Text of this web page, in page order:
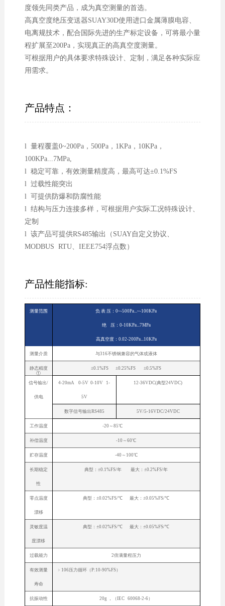
度领先同类产品，成为真空测量的首选。
高真空度绝压变送器SUAY30D使用进口金属薄膜电容、
电离规技术，配合国际先进的生产标定设备，可将最小量
程扩展至200Pa，实现真正的高真空度测量。
可根据用户的具体要求特殊设计、定制，满足各种实际应
用需求。
产品特点：
l 量程覆盖0~200Pa，500Pa，1KPa，10KPa，
100KPa...7MPa,
l 稳定可靠，有效测量精度高，最高可达±0.1%FS
l 过载性能突出
l 可提供防爆和防腐性能
l 结构与压力连接多样，可根据用户实际工况特殊设计、
定制
l 该产品可提供RS485输出（SUAY自定义协议、
MODBUS RTU、IEEE754浮点数）
产品性能指标:
测量范围 负 表 压：0~-500Pa...~-100KPa
绝 压：0-10KPa...7MPa
高真空度：0.02-200Pa...10KPa
测量介质 与316不锈钢兼容的气体或液体
静态精度
①
±0.1%FS ±0.25%FS ±0.5%FS
信号输出/
供电
4-20mA 0-5V 0-10V 1-
5V
12-36VDC(典型24VDC)
数字信号输出RS485 5V/5-16VDC/24VDC
工作温度 -20～85℃
补偿温度 -10～60℃
贮存温度 -40～100℃
长期稳定
性
典型：±0.1%FS/年 最大：±0.2%FS/年
零点温度
漂移
典型：±0.02%FS/℃ 最大：±0.05%FS/℃
灵敏度温
度漂移
典型：±0.02%FS/℃ 最大：±0.05%FS/℃
过载能力 2倍满量程压力
有效测量
寿命
﹥106压力循环（P:10-90%FS）
抗振动性 20g ，（IEC 60068-2-6）